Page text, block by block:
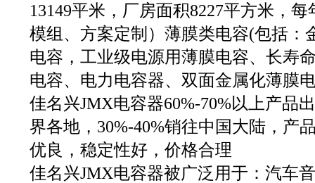
13149平米，厂房面积8227平方米，
模组、方案定制）薄膜类电容(包括：
电容，工业级电源用薄膜电容、长寿
电容、电力电容器、双面金属化薄膜
佳名兴JMX电容器60%-70%以上产品
界各地，30%-40%销往中国大陆，产
优良，稳定性好，价格合理
佳名兴JMX电容器被广泛用于：汽车